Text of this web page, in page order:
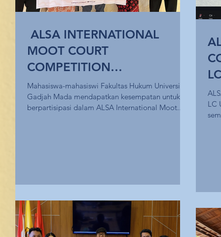
ALSA INTERNATIONAL
MOOT COURT
COMPETITION
2024 “Equality in Healthcare
& Pharmaceutical Investor
State Dispute Resolution”
Mahasiswa-mahasiswi Fakultas Hukum Universitas
Gadjah Mada mendapatkan kesempatan untuk
berpartisipasi dalam ALSA International Moot...
LC